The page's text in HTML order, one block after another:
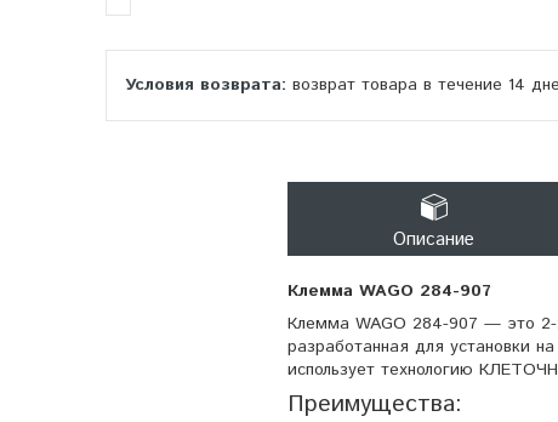
возврат товара в течение 14
Описание
Клемма WAGO 284-907
Клемма WAGO 284-907 — это 2-
разработанная для установки
использует технологию
Преимущества: